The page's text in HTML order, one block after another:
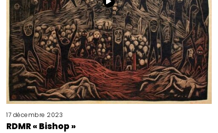
17 décembre 2023
RDMR « Bishop »